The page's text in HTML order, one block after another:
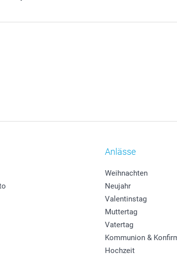
Anlässe
Weihnachten
Neujahr
Valentinstag
Muttertag
Vatertag
Kommunion &
Hochzeit